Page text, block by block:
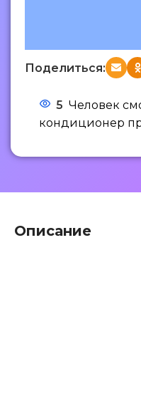
Поделиться:
5 Человек
кондиционер
Описание